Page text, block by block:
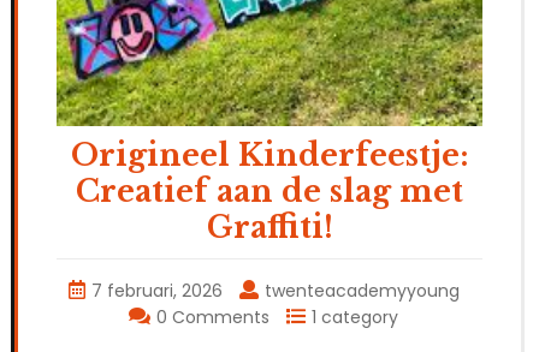
Origineel Kinderfeestje:
Creatief aan de slag met
Graffiti!
7 februari, 2026
twenteacademyyoung
0 Comments
1 category